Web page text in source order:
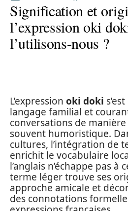
Signification et
l’expression oki
l’utilisons-nous ?
L’expression oki doki
langage familial et
conversations de
souvent humoristique.
cultures, l’intégration de
enrichit le vocabulaire
l’anglais n’échappe pas à
terme léger trouve ses
approche amicale et
des connotations